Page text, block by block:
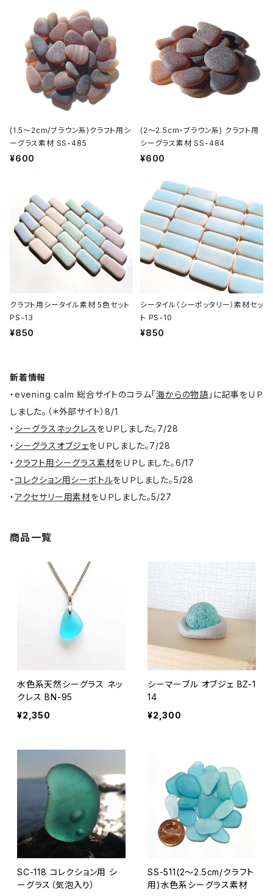
(1.5～2cm/ブラウン系)クラフト用シ
ーグラス素材 SS-485
¥600
(2～2.5cm・ブラウン系) クラフト用
シーグラス素材 SS-484
¥600
クラフト用シータイル素材 5色セット
PS-13
¥850
シータイル（シーポッタリー）素材セッ
ト PS-10
¥850
新着情報
・evening calm 総合サイトのコラム「海からの物語 」に記事をＵＰ
しました。（＊外部サイト）8/1
・ シーグラスネックレス をＵＰしました。7/28
・ シーグラスオブジェをＵＰしました。7/28
・ クラフト用シーグラス素材をＵＰしました。6/17
・コレクション用シーボトルをＵＰしました。5/28
・アクセサリー用素材をＵＰしました。5/27
商品一覧
水色系天然シーグラス ネッ
クレス BN-95
¥2,350
シーマーブル オブジェ BZ-1
14
¥2,300
SC-118 コレクション用 シ
ーグラス（気泡入り）
SS-511(2～2.5cm/クラフト
用)水色系シーグラス素材